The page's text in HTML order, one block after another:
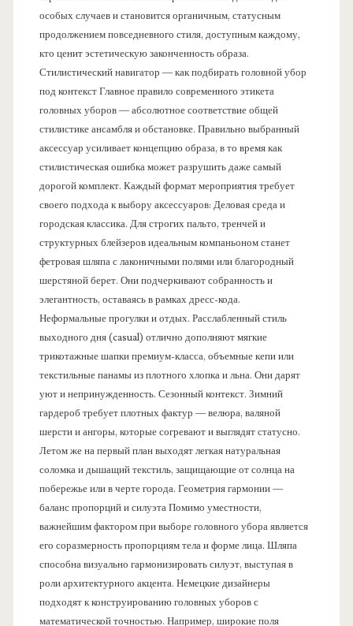
особых случаев и становится органичным, статусным
продолжением повседневного стиля, доступным каждому,
кто ценит эстетическую законченность образа.
Стилистический навигатор — как подбирать головной убор
под контекст Главное правило современного этикета
головных уборов — абсолютное соответствие общей
стилистике ансамбля и обстановке. Правильно выбранный
аксессуар усиливает концепцию образа, в то время как
стилистическая ошибка может разрушить даже самый
дорогой комплект. Каждый формат мероприятия требует
своего подхода к выбору аксессуаров: Деловая среда и
городская классика. Для строгих пальто, тренчей и
структурных блейзеров идеальным компаньоном станет
фетровая шляпа с лаконичными полями или благородный
шерстяной берет. Они подчеркивают собранность и
элегантность, оставаясь в рамках дресс-кода.
Неформальные прогулки и отдых. Расслабленный стиль
выходного дня (casual) отлично дополняют мягкие
трикотажные шапки премиум-класса, объемные кепи или
текстильные панамы из плотного хлопка и льна. Они дарят
уют и непринужденность. Сезонный контекст. Зимний
гардероб требует плотных фактур — велюра, валяной
шерсти и ангоры, которые согревают и выглядят статусно.
Летом же на первый план выходят легкая натуральная
соломка и дышащий текстиль, защищающие от солнца на
побережье или в черте города. Геометрия гармонии —
баланс пропорций и силуэта Помимо уместности,
важнейшим фактором при выборе головного убора является
его соразмерность пропорциям тела и форме лица. Шляпа
способна визуально гармонизировать силуэт, выступая в
роли архитектурного акцента. Немецкие дизайнеры
подходят к конструированию головных уборов с
математической точностью. Например, широкие поля